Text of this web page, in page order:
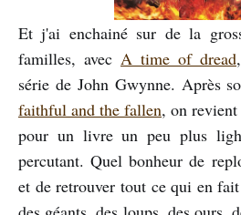
Et j'ai enchainé sur de la
familles, avec A time of dread
série de John Gwynne. Après
faithful and the fallen, on revient
pour un livre un peu plus
percutant. Quel bonheur de
et de retrouver tout ce qui en